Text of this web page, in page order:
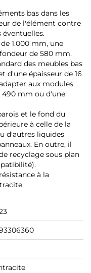
bas dans les
de l'élément contre
1.000 mm, une
de 580 mm.
des meubles bas
d'une épaisseur de 16
aux modules
mm ou d'une
et le fond du
à celle de la
d'autres liquides
En outre, il
recyclage sous plan
à la